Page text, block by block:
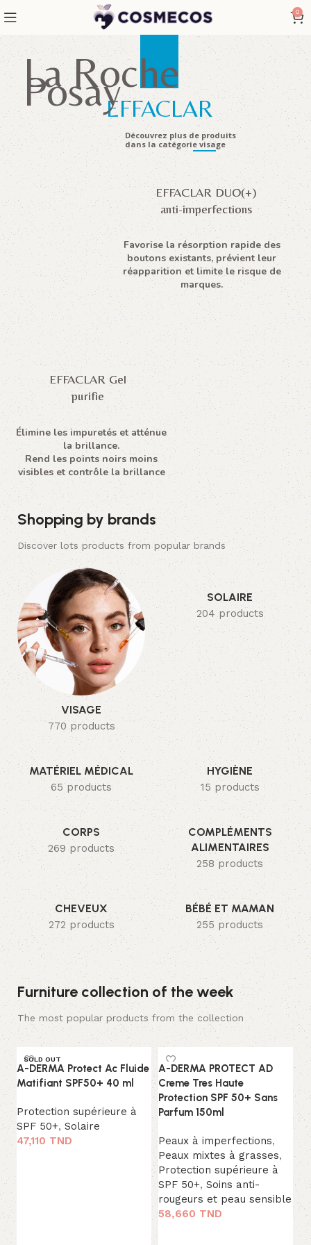
0
La Roche
Posay
Découvrez plus de produits
dans la catégorie visage
EFFACLAR DUO(+)
anti-imperfections
Favorise la résorption rapide des
boutons existants, prévient leur
réapparition et limite le risque de
marques.
EFFACLAR
EFFACLAR Gel
purifie
Élimine les impuretés et atténue
la brillance.
Rend les points noirs moins
visibles et contrôle la brillance
Shopping by brands
Discover lots products from popular brands
VISAGE
770 products
SOLAIRE
204 products
MATÉRIEL MÉDICAL
65 products
HYGIÈNE
15 products
CORPS
269 products
COMPLÉMENTS
ALIMENTAIRES
258 products
CHEVEUX
272 products
BÉBÉ ET MAMAN
255 products
Furniture collection of the week
The most popular products from the collection
SOLD OUT
A-DERMA Protect Ac Fluide
Matifiant SPF50+ 40 ml
Protection supérieure à
SPF 50+,Solaire
47,110 TND
A-DERMA PROTECT AD
Creme Tres Haute
Protection SPF 50+ Sans
Parfum 150ml
Peaux à imperfections,
Peaux mixtes à grasses,
Protection supérieure à
SPF 50+,Soins anti-
rougeurs et peau sensible
58,660 TND